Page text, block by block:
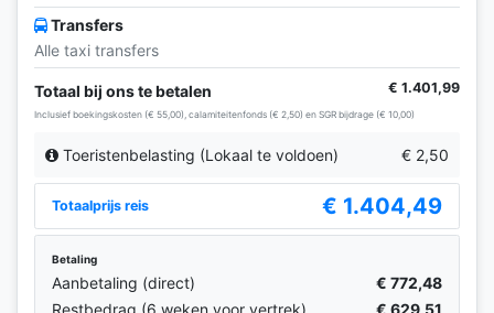
Transfers
Alle taxi transfers
Totaal bij ons te betalen € 1.401,99
Inclusief boekingskosten (€ 55,00), calamiteitenfonds (€ 2,50) en SGR bijdrage (€ 10,00)
Toeristenbelasting (Lokaal te voldoen) € 2,50
Totaalprijs reis € 1.404,49
Betaling
Aanbetaling (direct)
€ 772,48
Restbedrag (6 weken voor vertrek)
€ 629,51